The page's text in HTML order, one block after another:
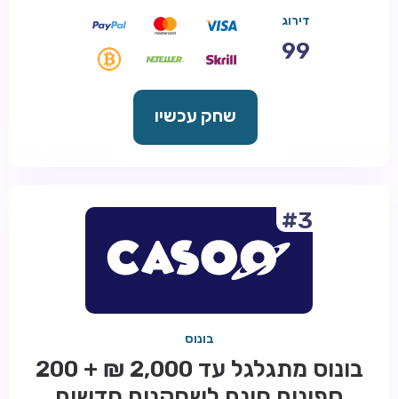
דירוג
99
שחק עכשיו
#3
בונוס
בונוס מתגלגל עד 2,000 ₪ + 200